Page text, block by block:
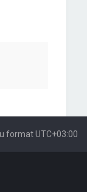
formatUTC+03:00